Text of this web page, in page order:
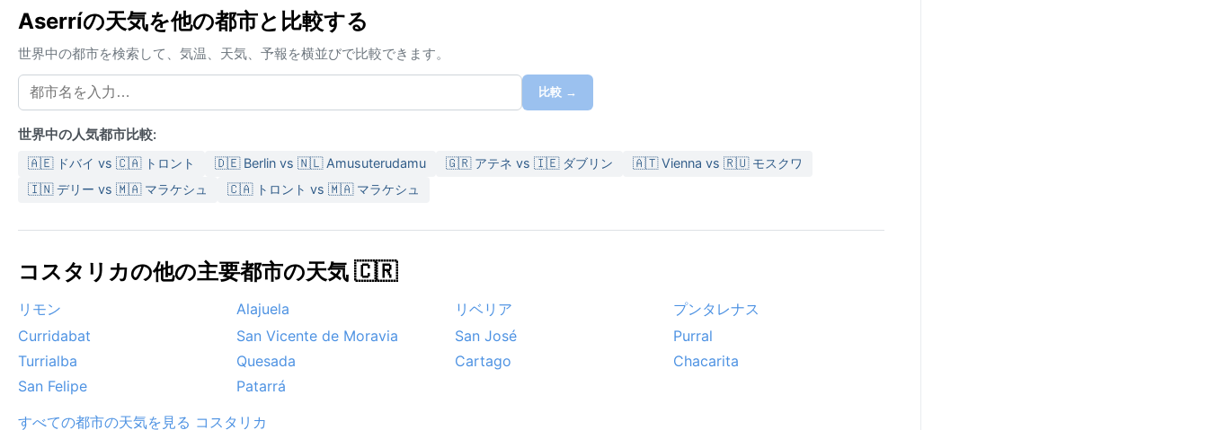
Aserríの天気を他の都市と比較する
世界中の都市を検索して、気温、天気、予報を横並びで比較できます。
比較 →
世界中の人気都市比較:
🇦🇪 ドバイ vs 🇨🇦 トロント 🇩🇪 Berlin vs 🇳🇱 Amusuterudamu 🇬🇷 アテネ vs 🇮🇪 ダブリン
🇦🇹 Vienna vs 🇷🇺 モスクワ
🇮🇳 デリー vs 🇲🇦 マラケシュ
🇨🇦 トロント vs 🇲🇦 マラケシュ
コスタリカの他の主要都市の天気 🇨🇷
リモン Alajuela リベリア
プンタレナス
Curridabat
San Vicente de Moravia San José
Purral
Turrialba
Quesada Cartago
Chacarita
San Felipe
Patarrá
すべての都市の天気を見る コスタリカ